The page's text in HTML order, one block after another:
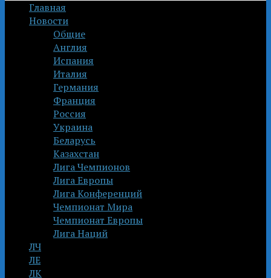
Главная
Новости
Общие
Англия
Испания
Италия
Германия
Франция
Россия
Украина
Беларусь
Казахстан
Лига Чемпионов
Лига Европы
Лига Конференций
Чемпионат Мира
Чемпионат Европы
Лига Наций
ЛЧ
ЛЕ
ЛК